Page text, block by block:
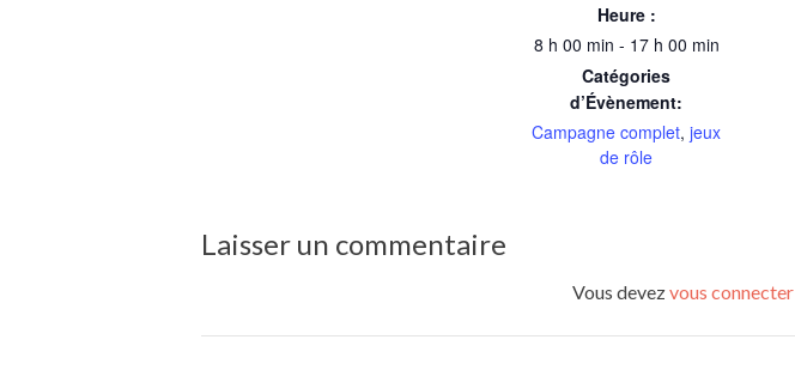
Heure :
8 h 00 min - 17 h 00 min
Catégories
d’Évènement:
Campagne complet, jeux
de rôle
Laisser un commentaire
Vous devezvous connecter